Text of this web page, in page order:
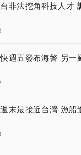
非法挖角科技人才
週五發布海警 另一
末最接近台灣 漁船